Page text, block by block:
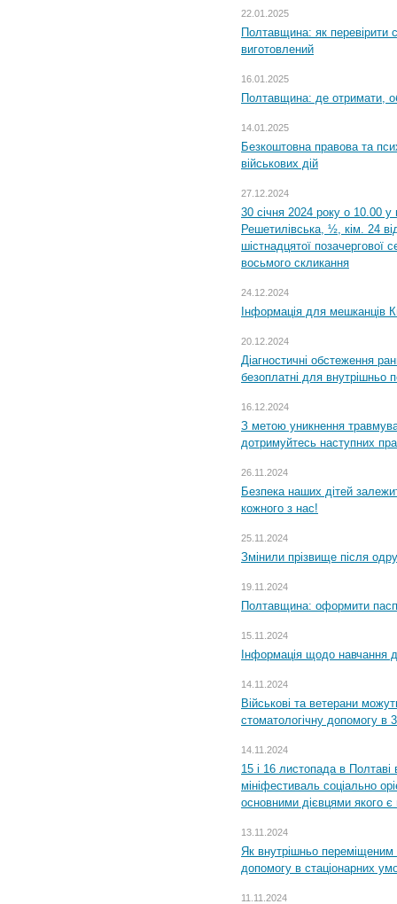
22.01.2025
Полтавщина: як перевірити
виготовлений
16.01.2025
Полтавщина: де отримати,
14.01.2025
Безкоштовна правова та
військових дій
27.12.2024
30 січня 2024 року о 10.00 у
Решетилівська, ½, кім. 24
шістнадцятої позачергової
восьмого скликання
24.12.2024
Інформація для мешканців
20.12.2024
Діагностичні обстеження
безоплатні для внутрішньо
16.12.2024
З метою уникнення
дотримуйтесь наступних
26.11.2024
Безпека наших дітей
кожного з нас!
25.11.2024
Змінили прізвище після
19.11.2024
Полтавщина: оформити
15.11.2024
Інформація щодо навчання
14.11.2024
Військові та ветерани
стоматологічну допомогу в
14.11.2024
15 і 16 листопада в
мініфестиваль соціально
основними дієвцями якого є
13.11.2024
Як внутрішньо переміщеним
допомогу в стаціонарних
11.11.2024